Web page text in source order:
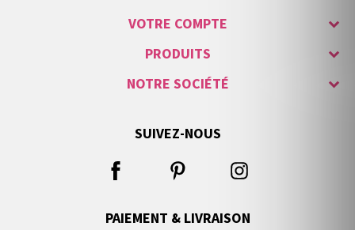
VOTRE COMPTE
PRODUITS
NOTRE SOCIÉTÉ
SUIVEZ-NOUS
PAIEMENT & LIVRAISON